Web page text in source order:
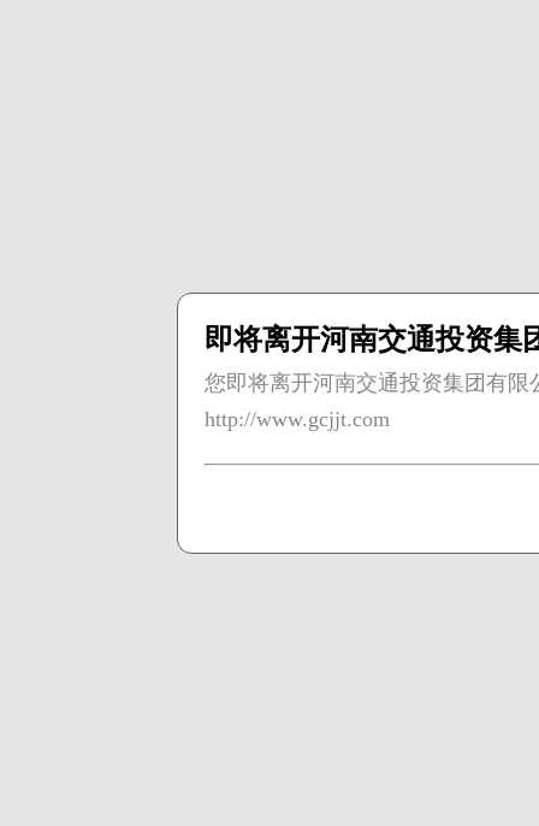
即将离开河南交通投资集
您即将离开河南交通投资集团有
http://www.gcjjt.com